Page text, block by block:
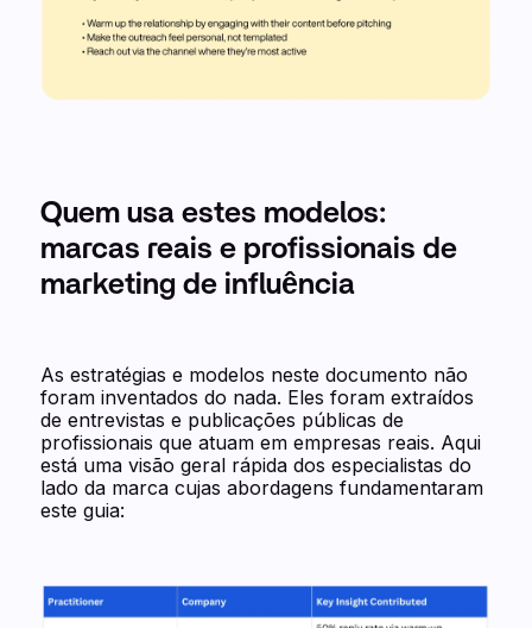
Quem usa estes modelos:
marcas reais e profissionais de
marketing de influência
As estratégias e modelos neste documento não
foram inventados do nada. Eles foram extraídos
de entrevistas e publicações públicas de
profissionais que atuam em empresas reais. Aqui
está uma visão geral rápida dos especialistas do
lado da marca cujas abordagens fundamentaram
este guia: